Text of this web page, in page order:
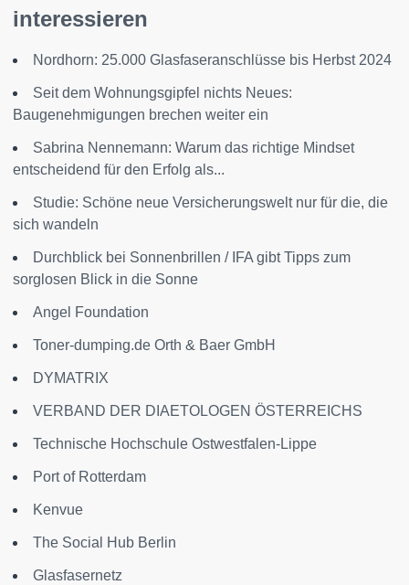
interessieren
Nordhorn: 25.000 Glasfaseranschlüsse bis Herbst 2024
Seit dem Wohnungsgipfel nichts Neues:
Baugenehmigungen brechen weiter ein
Sabrina Nennemann: Warum das richtige Mindset
entscheidend für den Erfolg als...
Studie: Schöne neue Versicherungswelt nur für die, die
sich wandeln
Durchblick bei Sonnenbrillen / IFA gibt Tipps zum
sorglosen Blick in die Sonne
Angel Foundation
Toner-dumping.de Orth & Baer GmbH
DYMATRIX
VERBAND DER DIAETOLOGEN ÖSTERREICHS
Technische Hochschule Ostwestfalen-Lippe
Port of Rotterdam
Kenvue
The Social Hub Berlin
Glasfasernetz